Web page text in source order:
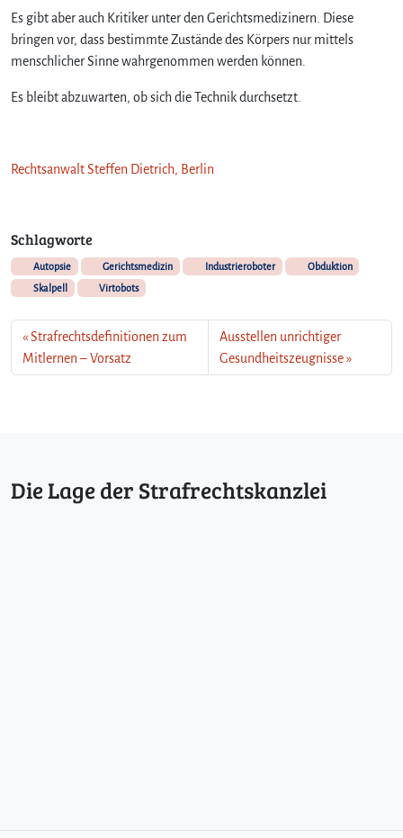
Es gibt aber auch Kritiker unter den Gerichtsmedizinern. Diese
bringen vor, dass bestimmte Zustände des Körpers nur mittels
menschlicher Sinne wahrgenommen werden können.
Es bleibt abzuwarten, ob sich die Technik durchsetzt.
Rechtsanwalt Steffen Dietrich, Berlin
Schlagworte
Autopsie Gerichtsmedizin Industrieroboter
Obduktion
Skalpell
Virtobots
Strafrechtsdefinitionen zum
Mitlernen – Vorsatz
Ausstellen unrichtiger
Gesundheitszeugnisse
Die Lage der Strafrechtskanzlei